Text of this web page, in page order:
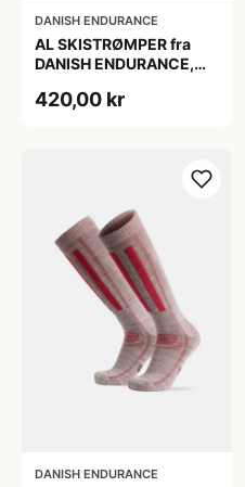
DANISH ENDURANCE
AL SKISTRØMPER fra
DANISH ENDURANCE,
420,00 kr
DANISH ENDURANCE